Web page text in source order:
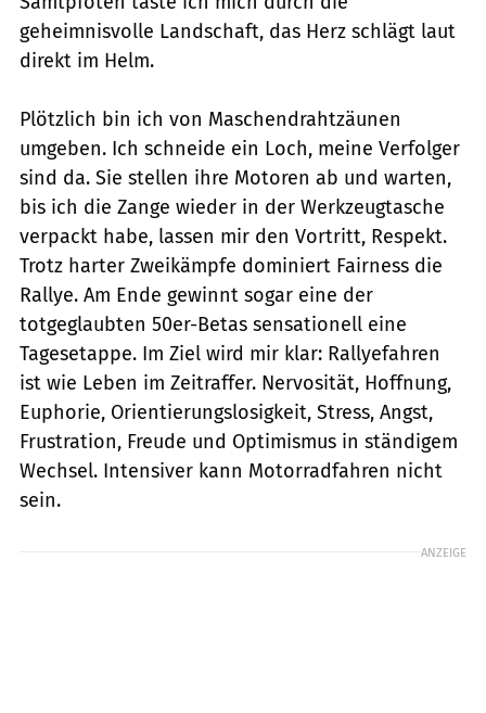
geheimnisvolle Landschaft, das Herz schlägt laut
direkt im Helm.
Plötzlich bin ich von Maschendrahtzäunen
umgeben. Ich schneide ein Loch, meine Verfolger
sind da. Sie stellen ihre Motoren ab und warten,
bis ich die Zange wieder in der Werkzeugtasche
verpackt habe, lassen mir den Vortritt, Respekt.
Trotz harter Zweikämpfe dominiert Fairness die
Rallye. Am Ende gewinnt sogar eine der
totgeglaubten 50er-Betas sensationell eine
Tagesetappe. Im Ziel wird mir klar: Rallyefahren
ist wie Leben im Zeitraffer. Nervosität, Hoffnung,
Euphorie, Orientierungslosigkeit, Stress, Angst,
Frustration, Freude und Optimismus in ständigem
Wechsel. Intensiver kann Motorradfahren nicht
sein.
ANZEIGE